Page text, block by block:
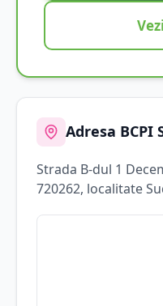
Adresa BCPI
Strada B-dul 1
720262, localitate